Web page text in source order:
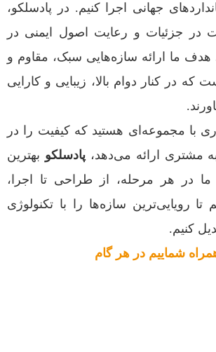
جهانی اجرا کنیم. در پادسلکو،
در جزئیات و رعایت اصول ایمنی در
هدف ما ارائه سازه‌هایی سبک، مقاوم و
در کنار دوام بالا، زیبایی و کارایی
با مجموعه‌ای هستید که کیفیت را در
مشتری ارائه می‌دهد، پادسلکو بهترین
در هر مرحله، از طراحی تا اجرا،
رویایی‌ترین سازه‌ها را با تکنولوژی
کنیم.
شماییم در هر گام